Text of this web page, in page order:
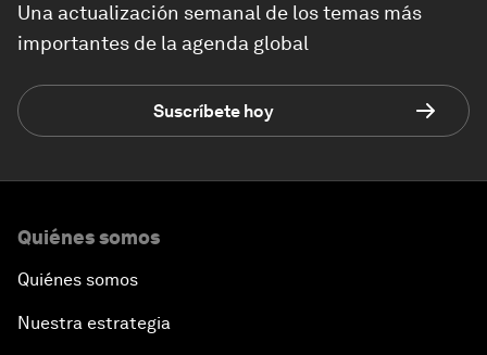
Una actualización semanal de los temas más
importantes de la agenda global
Suscríbete hoy
Quiénes somos
Quiénes somos
Nuestra estrategia